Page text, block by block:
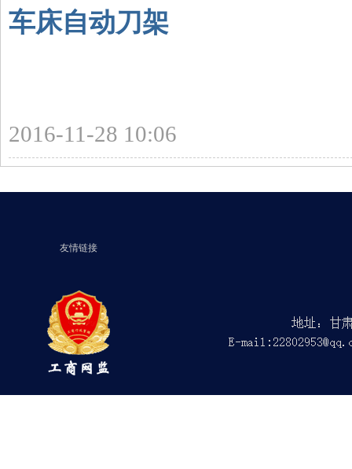
车床自动刀架
2016-11-28 10:06
友情链接